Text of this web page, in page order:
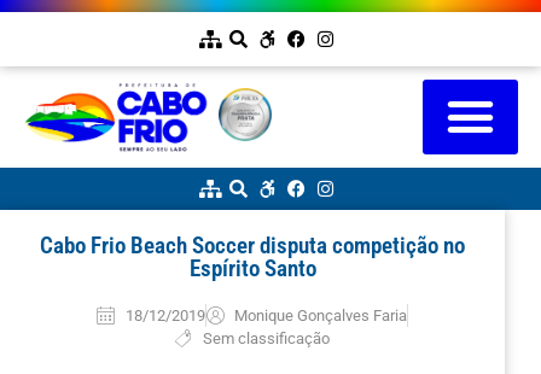
Cabo Frio Beach Soccer disputa competição no
Espírito Santo
18/12/2019
Monique Gonçalves Faria
Sem classificação